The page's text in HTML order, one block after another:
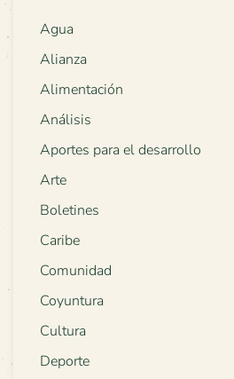
Agua
Alianza
Alimentación
Análisis
Aportes para el desarrollo
Arte
Boletines
Caribe
Comunidad
Coyuntura
Cultura
Deporte